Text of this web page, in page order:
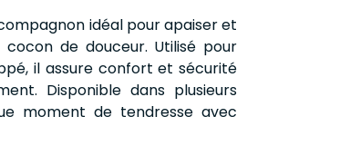
idéal pour apaiser et
de douceur. Utilisé pour
il assure confort et sécurité
Disponible dans plusieurs
moment de tendresse avec